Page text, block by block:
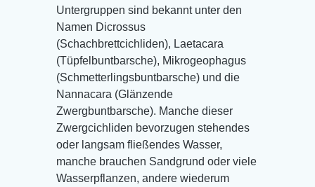
Untergruppen sind bekannt unter den
Namen Dicrossus
(Schachbrettcichliden), Laetacara
(Tüpfelbuntbarsche), Mikrogeophagus
(Schmetterlingsbuntbarsche) und die
Nannacara (Glänzende
Zwergbuntbarsche). Manche dieser
Zwergcichliden bevorzugen stehendes
oder langsam fließendes Wasser,
manche brauchen Sandgrund oder viele
Wasserpflanzen, andere wiederum